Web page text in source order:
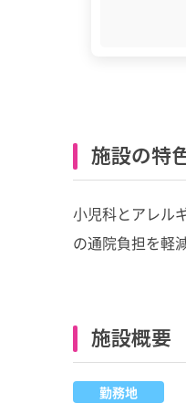
施設の特
小児科とアレル
の通院負担を軽
施設概要
勤務地